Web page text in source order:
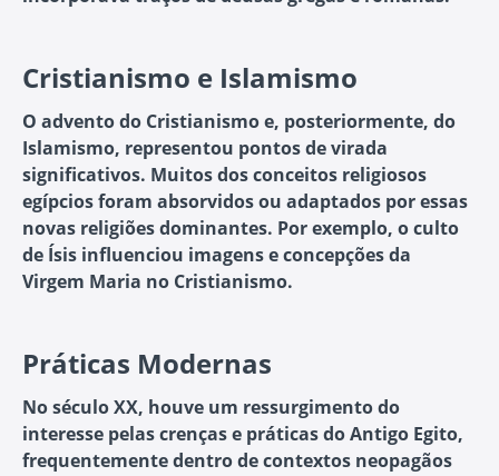
Cristianismo e Islamismo
O advento do Cristianismo e, posteriormente, do
Islamismo, representou pontos de virada
significativos. Muitos dos conceitos religiosos
egípcios foram absorvidos ou adaptados por essas
novas religiões dominantes. Por exemplo, o culto
de Ísis influenciou imagens e concepções da
Virgem Maria no Cristianismo.
Práticas Modernas
No século XX, houve um ressurgimento do
interesse pelas crenças e práticas do Antigo Egito,
frequentemente dentro de contextos neopagãos